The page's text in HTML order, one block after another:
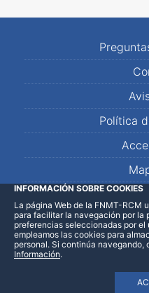
Política
LinkedInFacebook
INFORMACIÓN SOBRE COOKIES
La página Web de la FNMT-RCM
para facilitar la navegación por la
preferencias seleccionadas por
empleamos las cookies para
personal. Si continúa navegando,
Información.